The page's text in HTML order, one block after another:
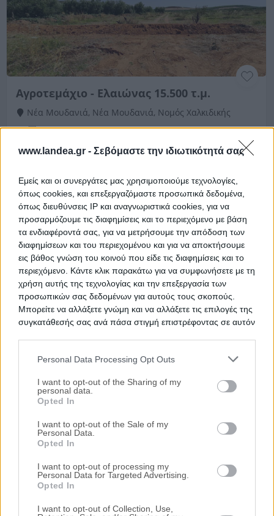
www.landea.gr - Σεβόμαστε την ιδιωτικότητά σας
Εμείς και οι συνεργάτες μας χρησιμοποιούμε τεχνολογίες,
όπως cookies, και επεξεργαζόμαστε προσωπικά δεδομένα,
όπως διευθύνσεις IP και αναγνωριστικά cookies, για να
προσαρμόζουμε τις διαφημίσεις και το περιεχόμενο με βάση
τα ενδιαφέροντά σας, για να μετρήσουμε την απόδοση των
διαφημίσεων και του περιεχομένου και για να αποκτήσουμε
εις βάθος γνώση του κοινού που είδε τις διαφημίσεις και το
περιεχόμενο. Κάντε κλικ παρακάτω για να συμφωνήσετε με τη
χρήση αυτής της τεχνολογίας και την επεξεργασία των
προσωπικών σας δεδομένων για αυτούς τους σκοπούς.
Μπορείτε να αλλάξετε γνώμη και να αλλάξετε τις επιλογές της
συγκατάθεσής σας ανά πάσα στιγμή επιστρέφοντας σε αυτόν
services and may gather and store information including but
not limited to your visit or usage behaviour. You may click to
grant or deny consent to Google and its third-party tags to
use your data for below specified purposes in below Google
consent section.
Personal Data Processing Opt Outs
I want to opt-out of the Sharing of my
personal data.
Opted In
I want to opt-out of the Sale of my
Personal Data.
Opted In
I want to opt-out of processing my
Personal Data for Targeted Advertising.
Opted In
I want to opt-out of Collection, Use,
Αγροτεμάχιο - Ελαιώνας 15.500 τ.μ.
Νέα Μουδανιά, Νέα Μουδανιά, Νομός Χαλκιδικής
65.000 € 25/09/2026
Αγροτεμάχιο 6.500 τ.μ.
Θέση Τζάνη Ράχη, Άφυτος, Κασσάνδρεια, Νομός
Χαλκιδικής
6500 m²
HOT
Πρώτη Προσφορά: